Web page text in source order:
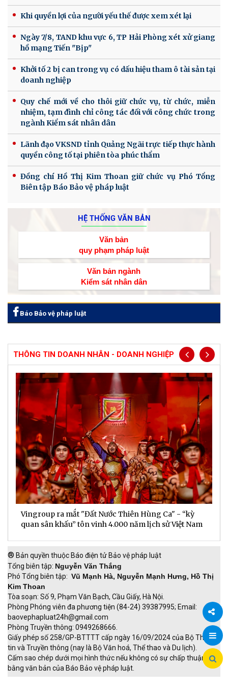
Chia
Khi quyền lợi của người yếu thế được xem xét lại
Ngày 7/8, TAND khu vực 6, TP Hải Phòng xét xử giang
hồ mạng Tiến "Bịp"
Khởi tố 2 bị can trong vụ có dấu hiệu tham ô tài sản tại
doanh nghiệp
Quy chế mới về cho thôi giữ chức vụ, từ chức, miễn
nhiệm, tạm đình chỉ công tác đối với công chức trong
ngành Kiểm sát nhân dân
Lãnh đạo VKSND tỉnh Quảng Ngãi trực tiếp thực hành
quyền công tố tại phiên tòa phúc thẩm
Đồng chí Hồ Thị Kim Thoan giữ chức vụ Phó Tổng
Biên tập Báo Bảo vệ pháp luật
HỆ THỐNG VĂN BẢN
Văn bản
quy phạm pháp luật
Văn bản ngành
Kiểm sát nhân dân
Báo Bảo vệ pháp luật
THÔNG TIN DOANH NHÂN - DOANH NGHIỆP
Vingroup ra mắt "Đất Nước Thiên Hùng Ca" - “kỳ
quan sân khấu” tôn vinh 4.000 năm lịch sử Việt Nam
® Bản quyền thuộc Báo điện tử Bảo vệ pháp luật
Tổng biên tập: Nguyễn Văn Thắng
Phó Tổng biên tập: Vũ Mạnh Hà, Nguyễn Mạnh Hưng, Hồ Thị
Kim Thoan
Tòa soạn: Số 9, Phạm Văn Bạch, Cầu Giấy, Hà Nội.
Phòng Phóng viên đa phương tiện (84-24) 39387995; Email:
baovephapluat24h@gmail.com
Phòng Truyền thông: 0949268666.
Giấy phép số 258/GP-BTTTT cấp ngày 16/09/2024 của Bộ Thông
tin và Truyền thông (nay là Bộ Văn hoá, Thể thao và Du lịch).
Cấm sao chép dưới mọi hình thức nếu không có sự chấp thuận
bằng văn bản của Báo Bảo vệ pháp luật.